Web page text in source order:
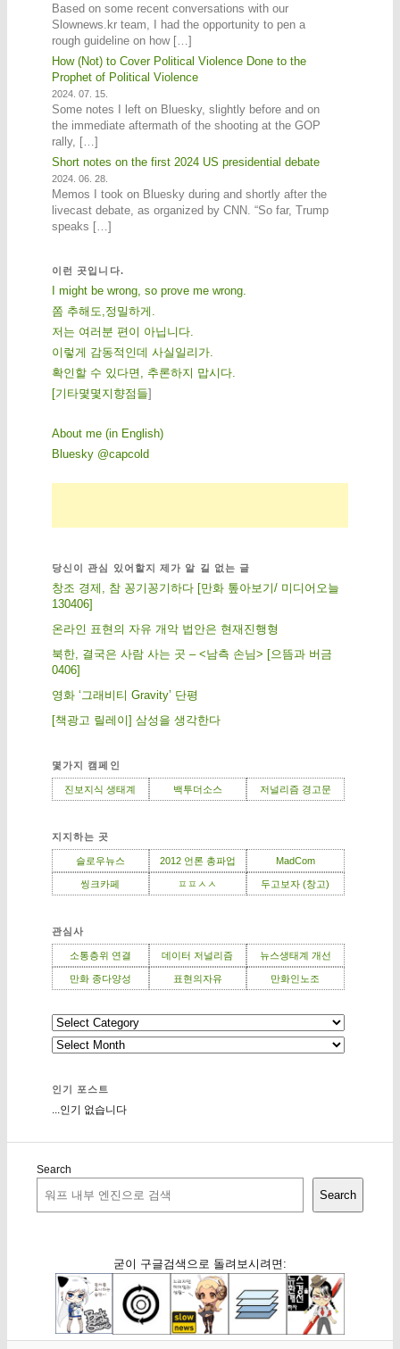
Based on some recent conversations with our
Slownews.kr team, I had the opportunity to pen a
rough guideline on how […]
How (Not) to Cover Political Violence Done to the
Prophet of Political Violence
2024. 07. 15.
Some notes I left on Bluesky, slightly before and on
the immediate aftermath of the shooting at the GOP
rally, […]
Short notes on the first 2024 US presidential debate
2024. 06. 28.
Memos I took on Bluesky during and shortly after the
livecast debate, as organized by CNN. “So far, Trump
speaks […]
이런 곳입니다.
I might be wrong, so prove me wrong.
쫌 추해도,정밀하게.
저는 여러분 편이 아닙니다.
이렇게 감동적인데 사실일리가.
확인할 수 있다면, 추론하지 맙시다.
[기 타몇 몇 지 향점 들]
About me (in English)
Bluesky @capcold
당신이 관심 있어할지 제가 알 길 없는 글
창조 경제, 참 꽁기꽁기하다 [만화 톺아보기/ 미디어오늘
130406]
온라인 표현의 자유 개악 법안은 현재진행형
북한, 결국은 사람 사는 곳 – <남측 손님> [으뜸과 버금
0406]
영화 ‘그래비티 Gravity’ 단평
[책광고 릴레이] 삼성을 생각한다
몇가지 캠페인
진보지식 생태계 백투더소스 저널리즘 경고문
지지하는 곳
슬로우뉴스 2012 언론 총파업 MadCom
씽크카페 ㅍㅍㅅㅅ 두고보자 (창고)
관심사
소통층위 연결 데이터 저널리즘 뉴스생태계 개선
만화 종다양성 표현의자유 만화인노조
인기 포스트
...인기 없습니다
Search
Search
굳이 구글검색으로 돌려보시려면: